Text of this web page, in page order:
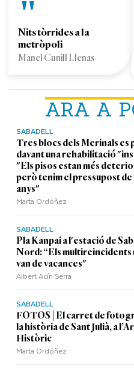
ARA A
SABADELL
Tres blocs dels Merinals es
davant una rehabilitació
"Els pisos estan més
però tenim el pressupost de
anys"
Marta Ordóñez
SABADELL
Pla Kanpai a l'estació de
Nord: “Els multireincidents
van de vacances"
Albert Acín Serra
SABADELL
FOTOS | El carret de
la història de Sant Julià, a
Històric
Marta Ordóñez
Nits tòrrides a la
metròpoli
Manel Cunill Llenas